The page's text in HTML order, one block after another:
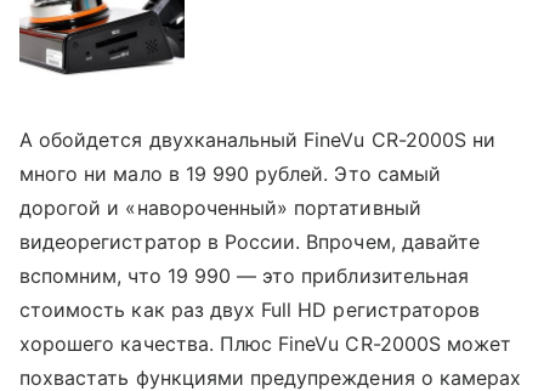
А обойдется двухканальный FineVu CR-2000S ни
много ни мало в 19 990 рублей. Это самый
дорогой и «навороченный» портативный
видеорегистратор в России. Впрочем, давайте
вспомним, что 19 990 — это приблизительная
стоимость как раз двух Full HD регистраторов
хорошего качества. Плюс FineVu CR-2000S может
похвастать функциями предупреждения о камерах